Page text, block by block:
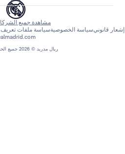
مشاهدة جميع الشركات الراعية
الخصوصيةسياسة ملفات تعريف الارتباط "كوكيز
realmadrid.com